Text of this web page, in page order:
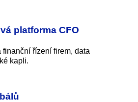
platforma CFO
řízení firem, data
kapli.